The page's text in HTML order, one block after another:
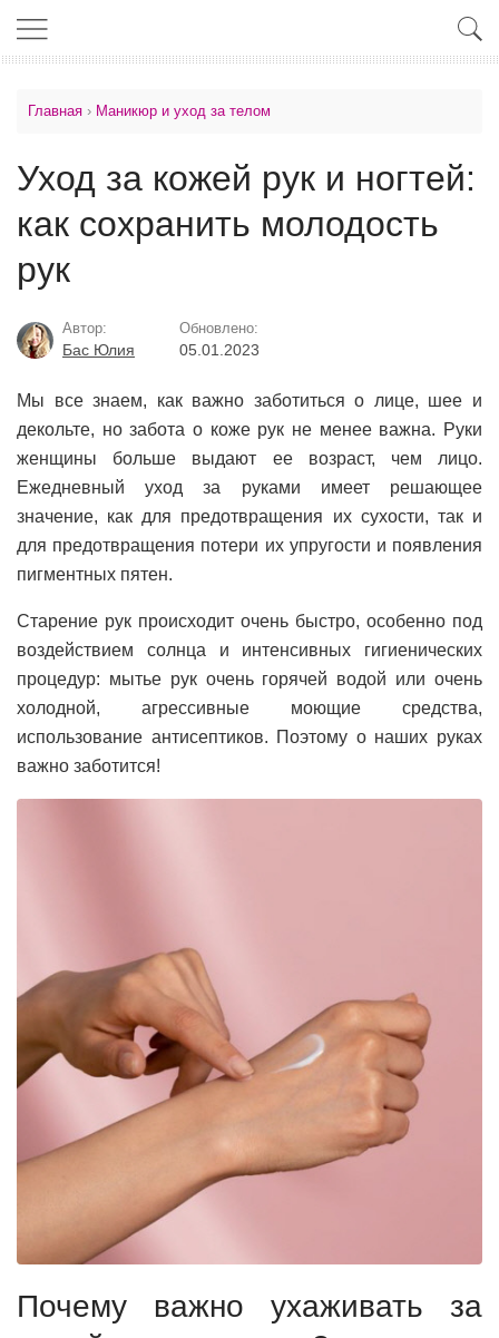
Главная › Маникюр и уход за телом
Уход за кожей рук и ногтей:
как сохранить молодость
рук
Автор:
Бас Юлия
Обновлено:
05.01.2023
Мы все знаем, как важно заботиться о лице, шее и
декольте, но забота о коже рук не менее важна. Руки
женщины больше выдают ее возраст, чем лицо.
Ежедневный уход за руками имеет решающее
значение, как для предотвращения их сухости, так и
для предотвращения потери их упругости и появления
пигментных пятен.
Старение рук происходит очень быстро, особенно под
воздействием солнца и интенсивных гигиенических
процедур: мытье рук очень горячей водой или очень
холодной, агрессивные моющие средства,
использование антисептиков. Поэтому о наших руках
важно заботится!
Почему важно ухаживать за